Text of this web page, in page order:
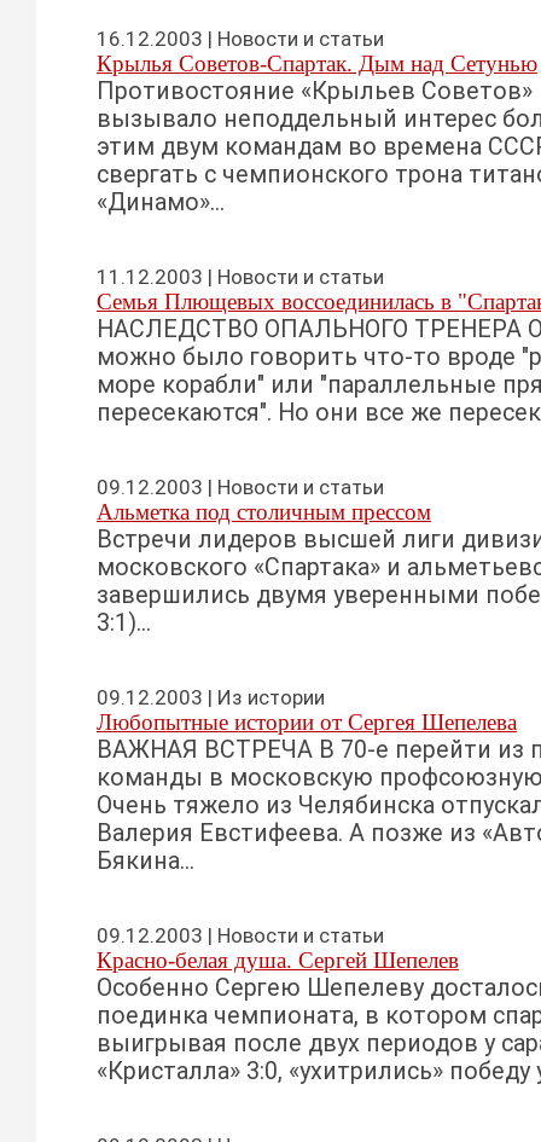
16.12.2003 | Новости и статьи
Крылья Советов-Спартак. Дым над Сетунью
Противостояние «Крыльев Советов»
вызывало неподдельный интерес
этим двум командам во времена
свергать с чемпионского трона
«Динамо»...
11.12.2003 | Новости и статьи
Семья Плющевых воссоединилась в
НАСЛЕДСТВО ОПАЛЬНОГО ТРЕНЕРА О
можно было говорить что-то вроде
море корабли" или "параллельные
пересекаются". Но они все же
09.12.2003 | Новости и статьи
Альметка под столичным прессом
Встречи лидеров высшей лиги
московского «Спартака» и
завершились двумя уверенными
3:1)...
09.12.2003 | Из истории
Любопытные истории от Сергея Шепелева
ВАЖНАЯ ВСТРЕЧА В 70-е перейти из
команды в московскую
Очень тяжело из Челябинска
Валерия Евстифеева. А позже из
Бякина...
09.12.2003 | Новости и статьи
Красно-белая душа. Сергей Шепелев
Особенно Сергею Шепелеву
поединка чемпионата, в котором
выигрывая после двух периодов у
«Кристалла» 3:0, «ухитрились» победу